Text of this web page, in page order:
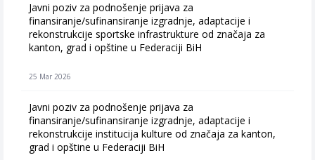
Javni poziv za podnošenje prijava za
finansiranje/sufinansiranje izgradnje, adaptacije i
rekonstrukcije sportske infrastrukture od značaja za
kanton, grad i opštine u Federaciji BiH
25 Mar 2026
Javni poziv za podnošenje prijava za
finansiranje/sufinansiranje izgradnje, adaptacije i
rekonstrukcije institucija kulture od značaja za kanton,
grad i opštine u Federaciji BiH